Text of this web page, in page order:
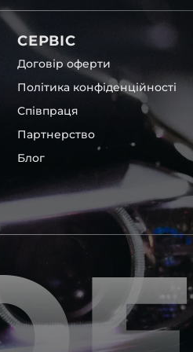
СЕРВІС
Договір оферти
Політика конфіденційності
Співпраця
Партнерство
Блог